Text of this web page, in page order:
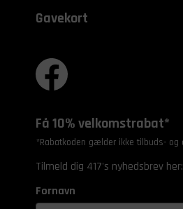
Gavekort
Få 10% velkomstrabat*
*Rabatkoden gælder ikke tilbuds- og
Tilmeld dig 417's nyhedsbrev her:
Fornavn